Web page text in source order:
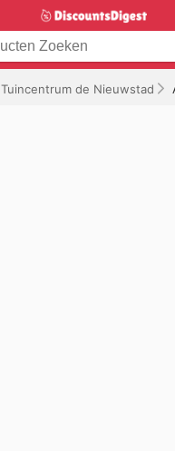
Tuincentrum de Nieuwstad